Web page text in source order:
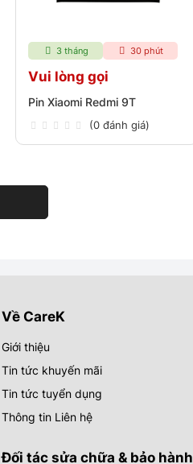
3 tháng 30 phút
Vui lòng gọi
Pin Xiaomi Redmi 9T
(0 đánh giá)
Về CareK
Giới thiệu
Tin tức khuyến mãi
Tin tức tuyển dụng
Thông tin Liên hệ
Đối tác sửa chữa & bảo hành